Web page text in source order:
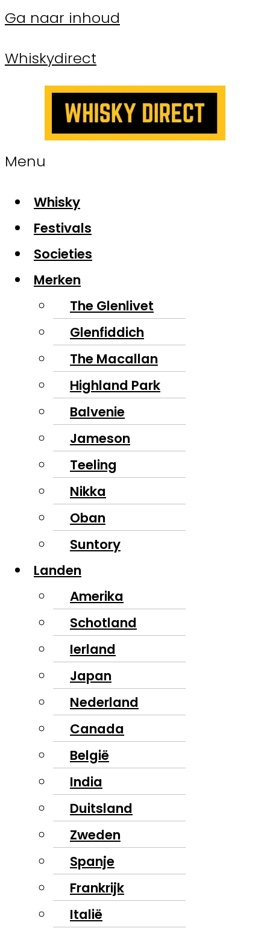
Ga naar inhoud
Whiskydirect
Menu
Whisky
Festivals
Societies
Merken
The Glenlivet
Glenfiddich
The Macallan
Highland Park
Balvenie
Jameson
Teeling
Nikka
Oban
Suntory
Landen
Amerika
Schotland
Ierland
Japan
Nederland
Canada
België
India
Duitsland
Zweden
Spanje
Frankrijk
Italië